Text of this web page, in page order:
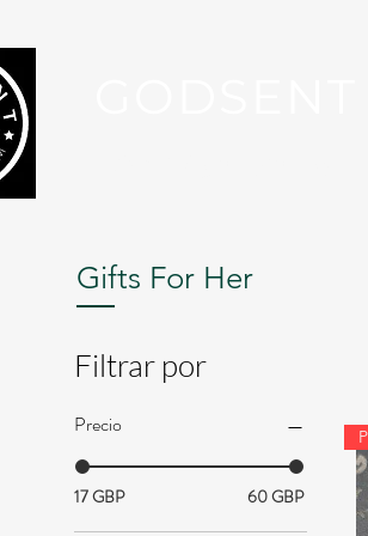
Gifts For Her
Filtrar por
Precio
17 GBP 60 GBP